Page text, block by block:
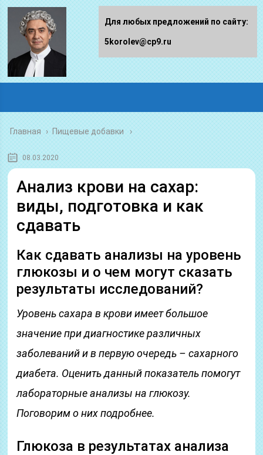
Главная › Пищевые добавки
08.03.2020
Анализ крови на сахар:
виды, подготовка и как
сдавать
Как сдавать анализы на уровень
глюкозы и о чем могут сказать
результаты исследований?
Уровень сахара в крови имеет большое
значение при диагностике различных
заболеваний и в первую очередь – сахарного
диабета. Оценить данный показатель помогут
лабораторные анализы на глюкозу.
Поговорим о них подробнее.
Глюкоза в результатах анализа
Для любых предложений по сайту:
5korolev@cp9.ru